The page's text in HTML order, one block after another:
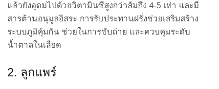
แล้วยังอุดมไปด้วยวิตามินซีสูงกว่าส้มถึง 4-5 เท่า และมี
สารต้านอนุมูลอิสระ การรับประทานฝรั่งช่วยเสริมสร้าง
ระบบภูมิคุ้มกัน ช่วยในการขับถ่าย และควบคุมระดับ
น้ำตาลในเลือด
2. ลูกแพร์